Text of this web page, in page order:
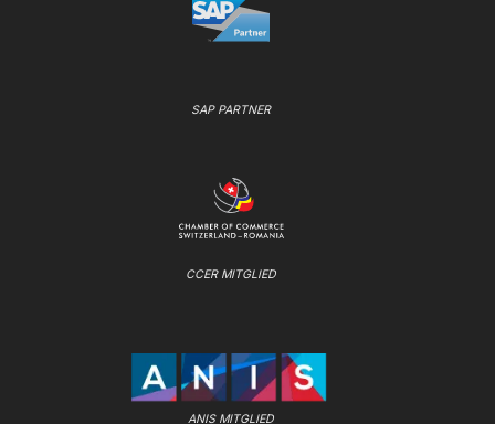
SAP PARTNER
CCER MITGLIED
ANIS MITGLIED